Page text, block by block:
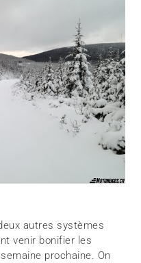
autres systèmes
venir bonifier les
prochaine. On